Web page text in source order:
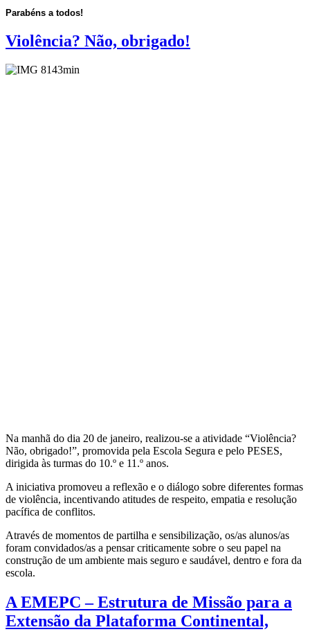
Parabéns a todos!
Violência? Não, obrigado!
Na manhã do dia 20 de janeiro, realizou-se a atividade “Violência?
Não, obrigado!”, promovida pela Escola Segura e pelo PESES,
dirigida às turmas do 10.º e 11.º anos.
A iniciativa promoveu a reflexão e o diálogo sobre diferentes formas
de violência, incentivando atitudes de respeito, empatia e resolução
pacífica de conflitos.
Através de momentos de partilha e sensibilização, os/as alunos/as
foram convidados/as a pensar criticamente sobre o seu papel na
construção de um ambiente mais seguro e saudável, dentro e fora da
escola.
A EMEPC – Estrutura de Missão para a
Extensão da Plataforma Continental,